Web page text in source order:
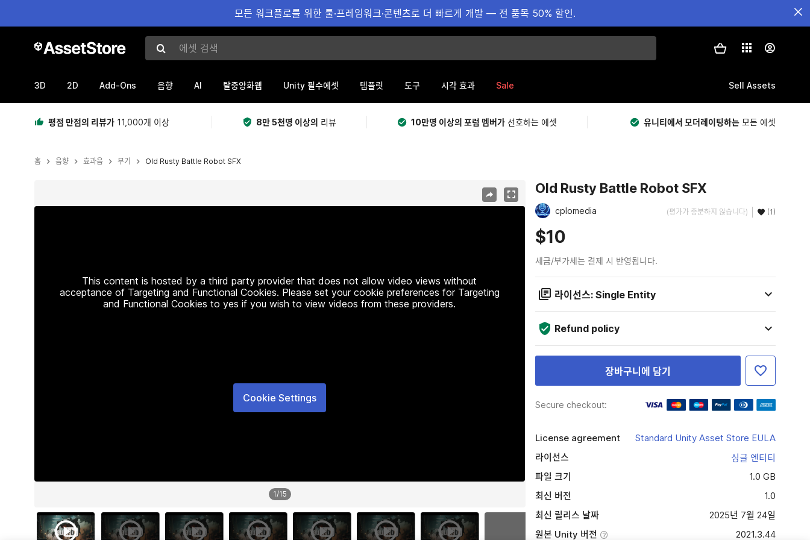
모든 워크플로를 위한 툴·프레임워크·콘텐츠로 더 빠르게 개발 — 전 품목 50% 할인.
에셋 검색
3D 2D Add-Ons 음향 AI 탈중앙화웹 Unity 필수에셋 템플릿 도구 시각 효과 Sale Sell Assets
평점 만점의 리뷰가 11,000개 이상 8만 5천명 이상의 리뷰 10만명 이상의 포럼 멤버가 선호하는 에셋 유니티에서 모더레이팅하는 모든 에셋
홈 음향 효과음 무기 Old Rusty Battle Robot SFX
This content is hosted by a third party provider that does not allow video views without
acceptance of Targeting and Functional Cookies. Please set your cookie preferences for Targeting
and Functional Cookies to yes if you wish to view videos from these providers.
Cookie Settings
1/15
Old Rusty Battle Robot SFX
cplomedia (평가가 충분하지 않습니다) (1)
$10
세금/부가세는 결제 시 반영됩니다.
라이선스: Single Entity
Refund policy
장바구니에 담기
Secure checkout:
License agreement
Standard Unity Asset Store EULA
라이선스
싱글 엔티티
파일 크기
1.0 GB
최신 버전
1.0
최신 릴리스 날짜
2025년 7월 24일
원본 Unity 버전
2021.3.44